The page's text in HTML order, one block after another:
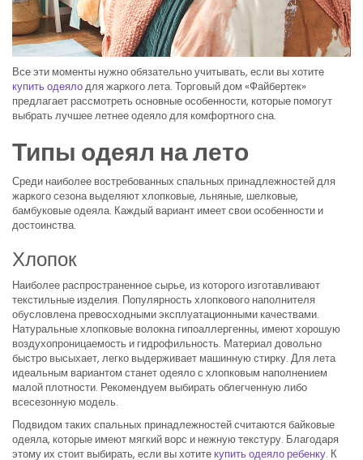
Все эти моменты нужно обязательно учитывать, если вы хотите
купить одеялодля жаркого лета. Торговый дом «Файбертек»
предлагает рассмотреть основные особенности, которые помогут
выбрать лучшее летнее одеяло для комфортного сна.
Типы одеял на лето
Среди наиболее востребованных спальных принадлежностей для
жаркого сезона выделяют хлопковые, льняные, шелковые,
бамбуковые одеяла. Каждый вариант имеет свои особенности и
достоинства.
Хлопок
Наиболее распространенное сырье, из которого изготавливают
текстильные изделия. Популярность хлопкового наполнителя
обусловлена превосходными эксплуатационными качествами.
Натуральные хлопковые волокна гипоаллергенны, имеют хорошую
воздухопроницаемость и гидрофильность. Материал довольно
быстро высыхает, легко выдерживает машинную стирку. Для лета
идеальным вариантом станет одеяло с хлопковым наполнением
малой плотности. Рекомендуем выбирать облегченную либо
всесезонную модель.
Подвидом таких спальных принадлежностей считаются байковые
одеяла, которые имеют мягкий ворс и нежную текстуру. Благодаря
этому их стоит выбирать, если вы хотитекупить одеяло ребенку. К